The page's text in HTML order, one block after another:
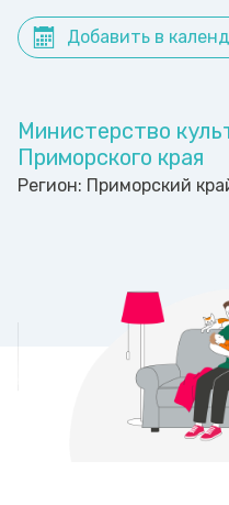
Добавить в
Министерство
Приморского края
Регион: Приморский